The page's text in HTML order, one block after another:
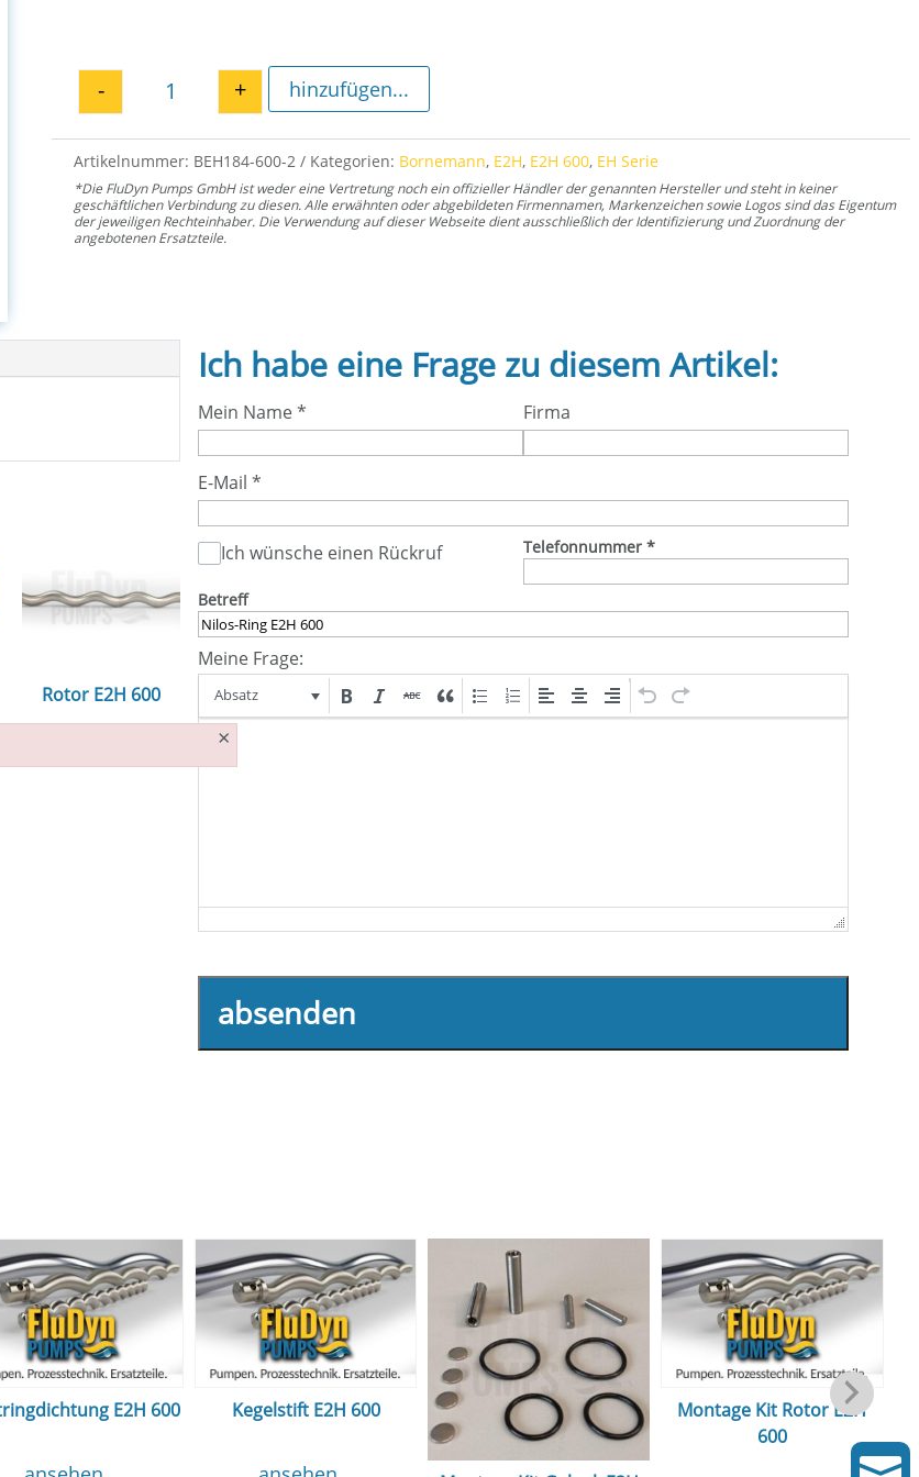
Nilos-Ring E2H 600 Menge
- + hinzufügen...
Artikelnummer: BEH184-600-2 Kategorien: Bornemann, E2H, E2H 600, EH Serie
*Die FluDyn Pumps GmbH ist weder eine Vertretung noch ein offizieller Händler der genannten Hersteller und steht in keiner
geschäftlichen Verbindung zu diesen. Alle erwähnten oder abgebildeten Firmennamen, Markenzeichen sowie Logos sind das Eigentum
der jeweiligen Rechteinhaber. Die Verwendung auf dieser Webseite dient ausschließlich der Identifizierung und Zuordnung der
angebotenen Ersatzteile.
Rotor E2H 600
Ich habe eine Frage zu diesem Artikel:
Mein Name* Firma
E-Mail *
Ich wünsche einen Rückruf Telefonnummer *
Betreff
Meine Frage:
Absatz
absenden
E2H 600 Kegelstift E2H 600
Montage Kit Rotor E2H
600
×